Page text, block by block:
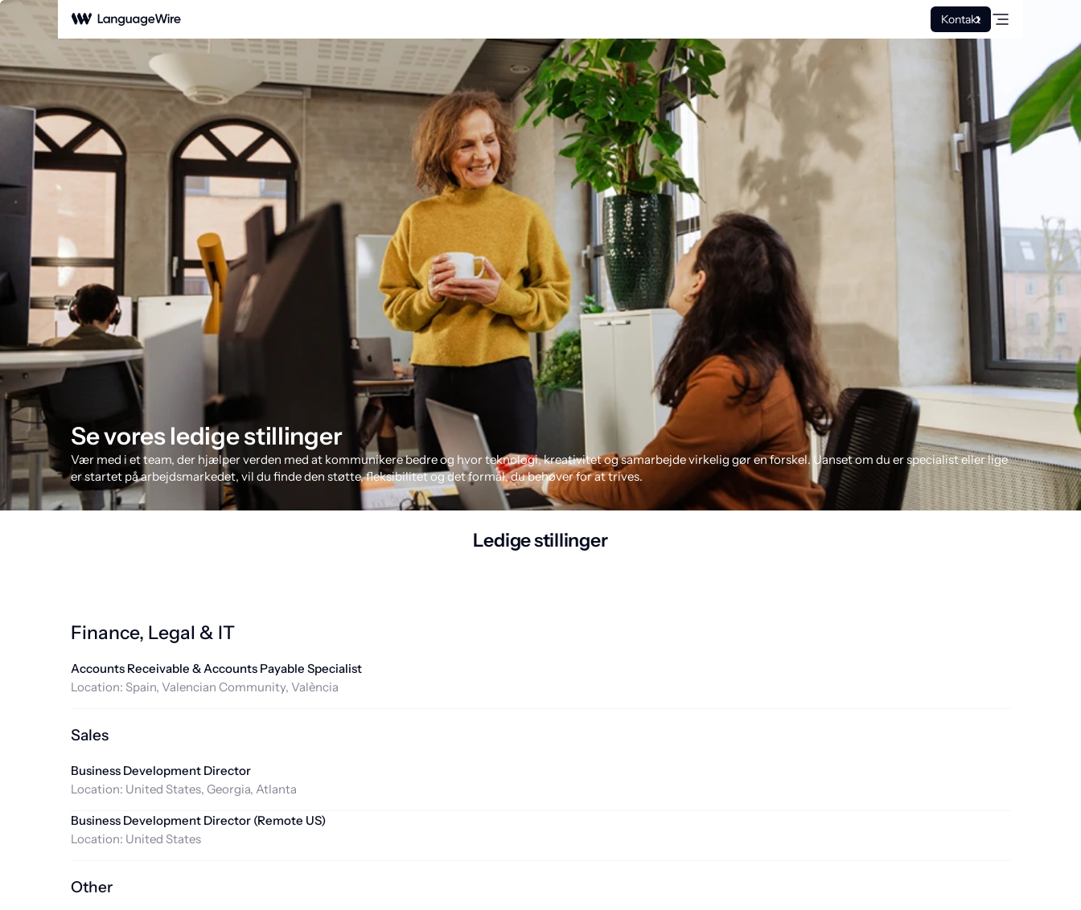
Kontakt
Se vores ledige stillinger
Vær med i et team, der hjælper verden med at kommunikere bedre og hvor teknologi, kreativitet og samarbejde virkelig gør en forskel. Uanset om du er specialist eller lige
er startet på arbejdsmarkedet, vil du finde den støtte, fleksibilitet og det formål, du behøver for at trives.
Ledige stillinger
Finance, Legal & IT
Accounts Receivable & Accounts Payable Specialist
Location: Spain, Valencian Community, València
Sales
Business Development Director
Location: United States, Georgia, Atlanta
Business Development Director (Remote US)
Location: United States
Other